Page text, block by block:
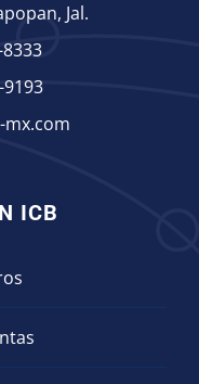
Jal.
mx.com
ICB